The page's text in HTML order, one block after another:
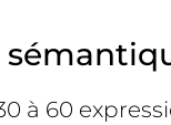
à 60